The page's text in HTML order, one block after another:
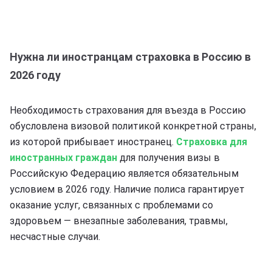
Нужна ли иностранцам страховка в Россию в
2026 году
Необходимость страхования для въезда в Россию
обусловлена визовой политикой конкретной страны,
из которой прибывает иностранец. Страховка для
иностранных граждан для получения визы в
Российскую Федерацию является обязательным
условием в 2026 году. Наличие полиса гарантирует
оказание услуг, связанных с проблемами со
здоровьем — внезапные заболевания, травмы,
несчастные случаи.